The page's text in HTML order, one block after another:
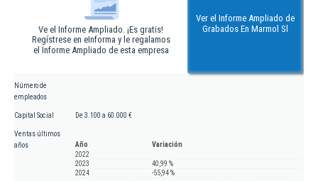
Ve el Informe Ampliado. ¡Es gratis!
Regístrese en eInforma y le regalamos
el Informe Ampliado de esta empresa
Ver el Informe Ampliado de
Grabados En Marmol Sl
Número de
empleados
Capital Social De 3.100 a 60.000 €
Ventas últimos
años
Año
Variación
2022
2023
40,99 %
2024
-55,94 %